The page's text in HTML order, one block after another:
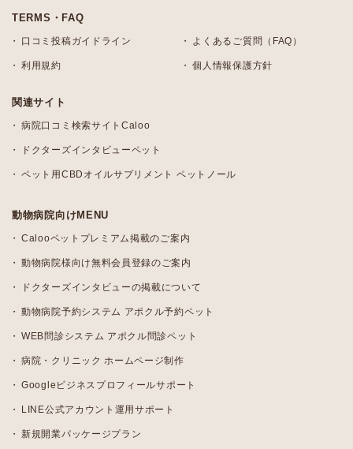
TERMS・FAQ
口コミ投稿ガイドライン よくあるご質問（FAQ）
利用規約 個人情報保護方針
関連サイト
病院口コミ検索サイトCaloo
ドクターズインタビューペット
ペット用CBDオイルサプリメント ペットノール
動物病院向けMENU
Calooペットプレミアム掲載のご案内
動物病院様向け無料会員登録のご案内
ドクターズインタビューの掲載について
動物病院予約システム アポクル予約ペット
WEB問診システム アポクル問診ペット
病院・クリニック ホームページ制作
Googleビジネスプロフィールサポート
LINE公式アカウント運用サポート
新規開業パッケージプラン